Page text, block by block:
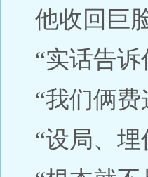
他收回巨
“实话告
“我们俩
“设局、